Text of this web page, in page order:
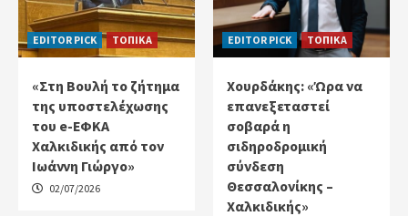
EDITOR PICK ΤΟΠΙΚΑ
«Στη Βουλή το ζήτημα
της υποστελέχωσης
του e-ΕΦΚΑ
Χαλκιδικής από τον
Ιωάννη Γιώργο»
02/07/2026
EDITOR PICK ΤΟΠΙΚΑ
Χουρδάκης: «Ώρα να
επανεξεταστεί
σοβαρά η
σιδηροδρομική
σύνδεση
Θεσσαλονίκης –
Χαλκιδικής»